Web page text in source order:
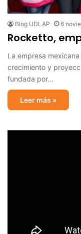
Blog UDLAP 6
Rocketto,
La empresa
crecimiento y
fundada por…
Leer más »